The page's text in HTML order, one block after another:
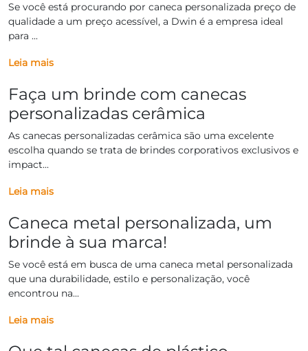
Se você está procurando por caneca personalizada preço de
qualidade a um preço acessível, a Dwin é a empresa ideal
para ...
Leia mais
Faça um brinde com canecas
personalizadas cerâmica
As canecas personalizadas cerâmica são uma excelente
escolha quando se trata de brindes corporativos exclusivos e
impact...
Leia mais
Caneca metal personalizada, um
brinde à sua marca!
Se você está em busca de uma caneca metal personalizada
que una durabilidade, estilo e personalização, você
encontrou na...
Leia mais